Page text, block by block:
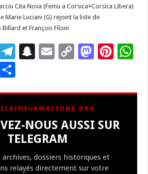
Cita Nova (Femu a Corsica+Corsica Libera)
Marie Luciani (G) rejoint la liste de
Billard et François Filoni
Bl
u
es
T
gr
a
m
S
p
c
h
at
E
l
C
y
Li
n
M
d
n
Pi
es
G
ta
g
erNOUS AUSSI SUR
TELEGRAM
archives, dossiers historiques et
relayés directement sur votre